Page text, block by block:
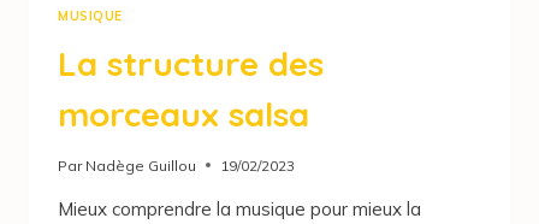
MUSIQUE
La structure des
morceaux salsa
Par Nadège Guillou 19/02/2023
Mieux comprendre la musique pour mieux la